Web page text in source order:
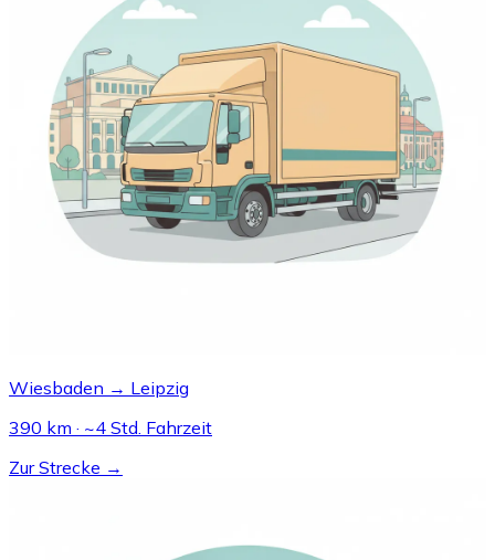
Wiesbaden → Leipzig
390 km · ~4 Std. Fahrzeit
Zur Strecke →